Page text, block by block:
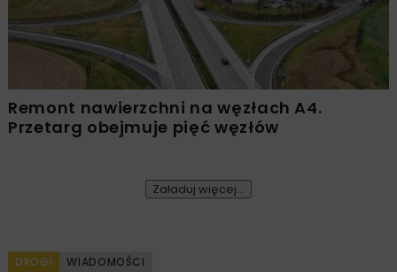
Remont nawierzchni na węzłach A4.
Przetarg obejmuje pięć węzłów
Załaduj więcej...
DROGI WIADOMOŚCI